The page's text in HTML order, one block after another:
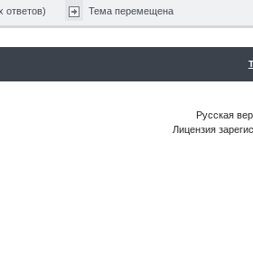
ответов)
Тема перемещена
Русская
Лицензия